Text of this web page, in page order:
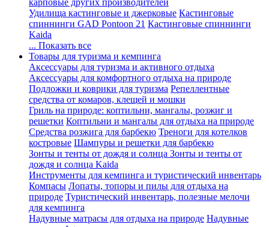
карповые других производителей
Удилища кастинговые и джерковые Кастинговые
спиннинги GAD Pontoon 21 Кастинговые спиннинги
Kaida
... Показать все
Товары для туризма и кемпинга
Аксессуары для туризма и активного отдыха
Аксессуары для комфортного отдыха на природе
Подложки и коврики для туризма Репеллентные
средства от комаров, клещей и мошки
Гриль на природе: коптильни, мангалы, розжиг и
решетки Коптильни и мангалы для отдыха на природе
Средства розжига для барбекю Треноги для котелков
костровые Шампуры и решетки для барбекю
Зонты и тенты от дождя и солнца Зонты и тенты от
дождя и солнца Kaida
Инструменты для кемпинга и туристический инвентарь
Компасы Лопаты, топоры и пилы для отдыха на
природе Туристический инвентарь, полезные мелочи
для кемпинга
Надувные матрасы для отдыха на природе Надувные